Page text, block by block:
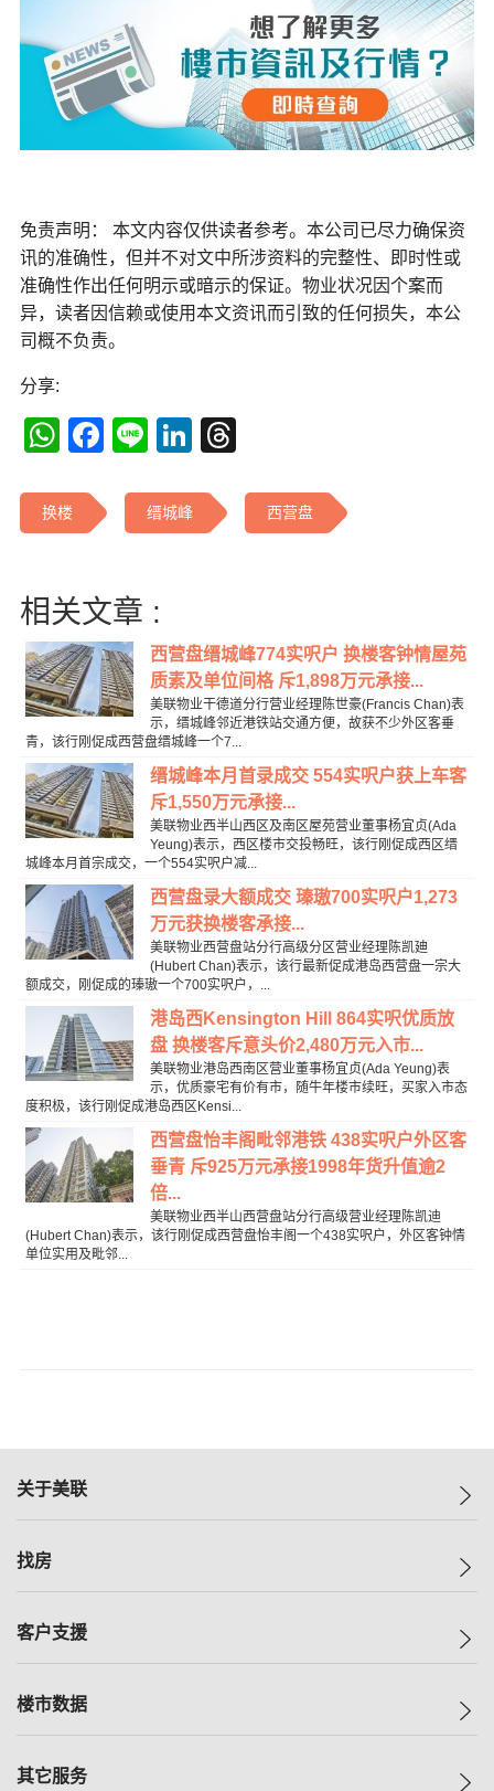
免责声明： 本文内容仅供读者参考。本公司已尽力确保资
讯的准确性，但并不对文中所涉资料的完整性、即时性或
准确性作出任何明示或暗示的保证。物业状况因个案而
异，读者因信赖或使用本文资讯而引致的任何损失，本公
司概不负责。
分享:
WhatsApp
Facebook
LineLinkedIn
换楼 缙城峰 西营盘
相关文章 :
西营盘缙城峰774实呎户 换楼客钟情屋苑
质素及单位间格 斥1,898万元承接...
美联物业干德道分行营业经理陈世豪(Francis Chan)表
示，缙城峰邻近港铁站交通方便，故获不少外区客垂
青，该行刚促成西营盘缙城峰一个7...
缙城峰本月首录成交 554实呎户获上车客
斥1,550万元承接...
美联物业西半山西区及南区屋苑营业董事杨宜贞(Ada
Yeung)表示，西区楼市交投畅旺，该行刚促成西区缙
城峰本月首宗成交，一个554实呎户减...
西营盘录大额成交 瑧璈700实呎户1,273
万元获换楼客承接...
美联物业西营盘站分行高级分区营业经理陈凯廸
(Hubert Chan)表示，该行最新促成港岛西营盘一宗大
额成交，刚促成的瑧璈一个700实呎户，...
港岛西Kensington Hill 864实呎优质放
盘 换楼客斥意头价2,480万元入市...
美联物业港岛西南区营业董事杨宜贞(Ada Yeung)表
示，优质豪宅有价有市，随牛年楼市续旺，买家入市态
度积极，该行刚促成港岛西区Kensi...
西营盘怡丰阁毗邻港铁 438实呎户外区客
垂青 斥925万元承接1998年货升值逾2
倍...
美联物业西半山西营盘站分行高级营业经理陈凯迪
(Hubert Chan)表示，该行刚促成西营盘怡丰阁一个438实呎户，外区客钟情
单位实用及毗邻...
关于美联
美联集团
人才招募
找房
一手新房
减价
美联豪宅
客户支援
自助放盘
楼市数据
指数
其它服务